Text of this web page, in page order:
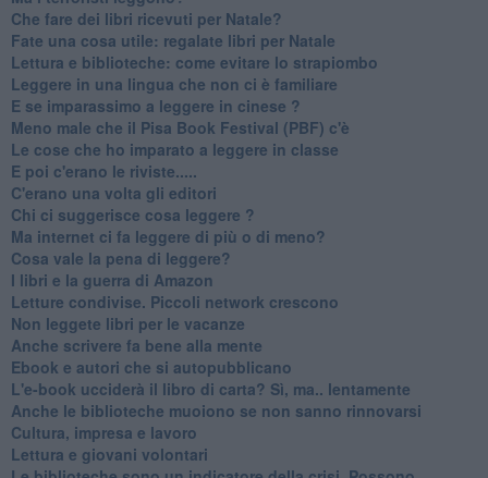
​Che fare dei libri ricevuti per Natale?
​Fate una cosa utile: regalate libri per Natale
​Lettura e biblioteche: come evitare lo strapiombo
Leggere in una lingua che non ci è familiare
​E se imparassimo a leggere in cinese ?
​Meno male che il Pisa Book Festival (PBF) c'è
​Le cose che ho imparato a leggere in classe
​E poi c'erano le riviste.....
​C'erano una volta gli editori
​Chi ci suggerisce cosa leggere ?
​Ma internet ci fa leggere di più o di meno?
​Cosa vale la pena di leggere?
I libri e la guerra di Amazon
​Letture condivise. Piccoli network crescono
​Non leggete libri per le vacanze
​Anche scrivere fa bene alla mente
​Ebook e autori che si autopubblicano
​L'e-book ucciderà il libro di carta? Sì, ma.. lentamente
​Anche le biblioteche muoiono se non sanno rinnovarsi
​Cultura, impresa e lavoro
​Lettura e giovani volontari